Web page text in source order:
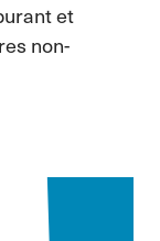
et
non-